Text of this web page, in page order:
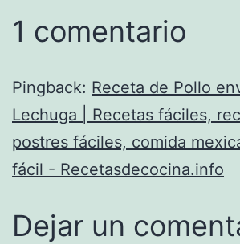
1 comentario
Pingback: Receta de Pollo
Lechuga | Recetas fáciles,
postres fáciles, comida
fácil - Recetasdecocina.info
Dejar un